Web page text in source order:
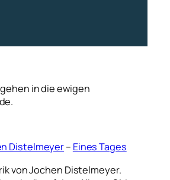
in die ewigen
Distelmeyer– Eines Tages
von Jochen Distelmeyer.